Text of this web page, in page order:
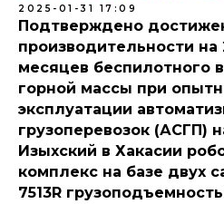
2025-01-31 17:09
Подтверждено
производительности на
месяцев беспилотного
горной массы при
эксплуатации
грузоперевозок (АСГП)
Изыхский в Хакасии
комплекс на базе двух
7513R